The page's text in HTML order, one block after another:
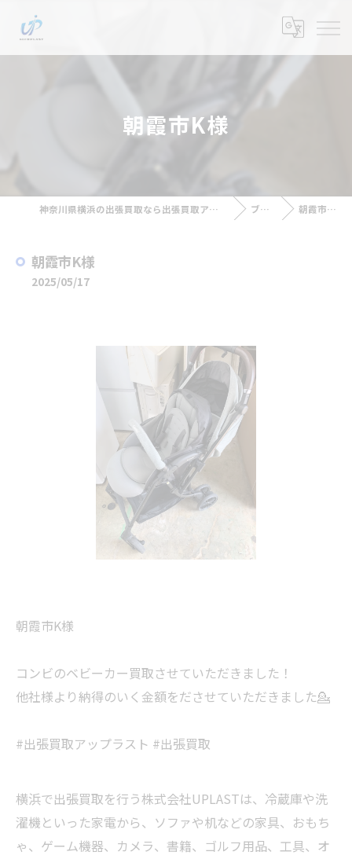
朝霞市K様
神奈川県横浜の出張買取なら出張買取アップラスト ブログ 朝霞市K様
朝霞市K様
2025/05/17
朝霞市K様
コンビのベビーカー買取させていただきました！
他社様より納得のいく金額をださせていただきました💁
#出張買取アップラスト #出張買取
横浜で出張買取を行う株式会社UPLASTは、冷蔵庫や洗
濯機といった家電から、ソファや机などの家具、おもち
ゃ、ゲーム機器、カメラ、書籍、ゴルフ用品、工具、オ